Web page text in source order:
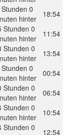
0
hinter
18:54
Stunden 0
hinter
11:54
Stunden 0
hinter
13:54
0
hinter
00:54
Stunden 0
hinter
06:54
Stunden 0
hinter
10:54
Stunden 0
12:54